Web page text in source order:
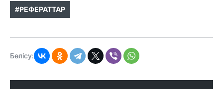
#РЕФЕРАТТАР
Бөлісу: